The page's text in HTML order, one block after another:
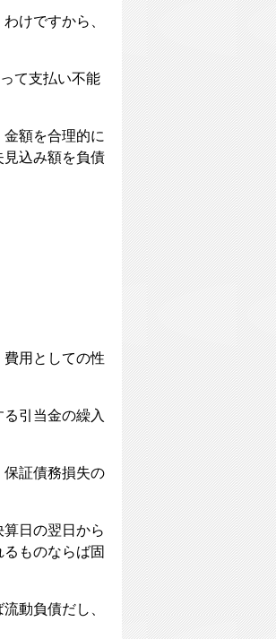
けですから、
て支払い不能
額を合理的に
見込み額を負債
用としての性
引当金の繰入
証債務損失の
日の翌日から
ものならば固
動負債だし、